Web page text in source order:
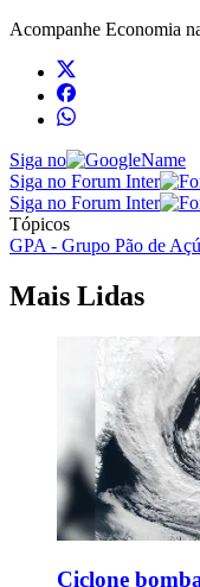
Acompanhe Economia
Siga no
Siga no Forum Inter
Siga no Forum Inter
Tópicos
GPA - Grupo Pão de
Mais Lidas
Ciclone